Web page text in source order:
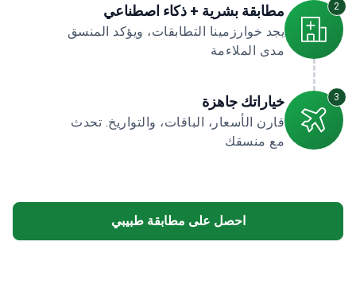
2 مطابقة بشرية + ذكاء اصطناعي
يجد خوارزمينا التطابقات، ويؤكد المنسق
مدى الملاءمة
3 خياراتك جاهزة
قارن الأسعار، الباقات، والتواريخ. تحدث
مع منسقك
احصل على مطابقة طبيبي